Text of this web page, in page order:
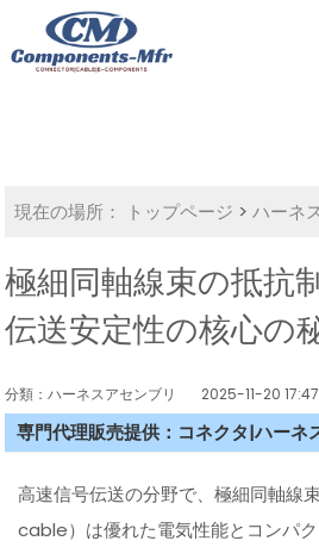
現在の場所： トップページ >ハーネ
極細同軸線束の抵抗
伝送安定性の核心の
分類：ハーネスアセンブリ 2025-11-20
専門代理販売提供：コネクタ|ハーネ
高速信号伝送の分野で、極細同軸線
cable）は優れた電気性能とコンパ